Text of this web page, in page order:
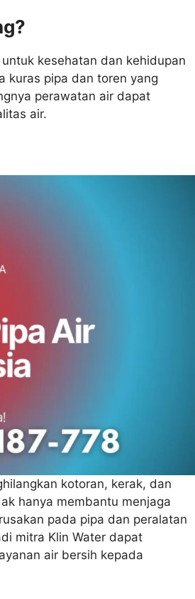
kesehatan dan kehidupan
kuras pipa dan toren yang
perawatan air dapat
air.
kotoran, kerak, dan
hanya membantu menjaga
pada pipa dan peralatan
mitra Klin Water dapat
air bersih kepada